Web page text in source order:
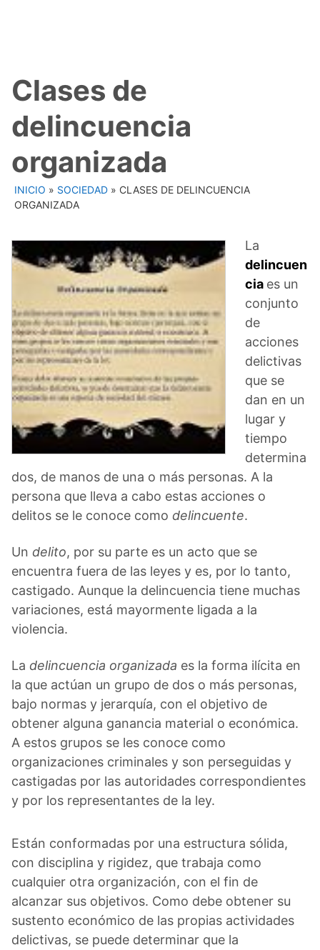
Clases de
delincuencia
organizada
INICIO » SOCIEDAD » CLASES DE DELINCUENCIA
ORGANIZADA
La
delincuen
cia es un
conjunto
de
acciones
delictivas
que se
dan en un
lugar y
tiempo
determina
dos, de manos de una o más personas. A la
persona que lleva a cabo estas acciones o
delitos se le conoce como delincuente.
Un delito, por su parte es un acto que se
encuentra fuera de las leyes y es, por lo tanto,
castigado. Aunque la delincuencia tiene muchas
variaciones, está mayormente ligada a la
violencia.
La delincuencia organizada es la forma ilícita en
la que actúan un grupo de dos o más personas,
bajo normas y jerarquía, con el objetivo de
obtener alguna ganancia material o económica.
A estos grupos se les conoce como
organizaciones criminales y son perseguidas y
castigadas por las autoridades correspondientes
y por los representantes de la ley.
Están conformadas por una estructura sólida,
con disciplina y rigidez, que trabaja como
cualquier otra organización, con el fin de
alcanzar sus objetivos. Como debe obtener su
sustento económico de las propias actividades
delictivas, se puede determinar que la